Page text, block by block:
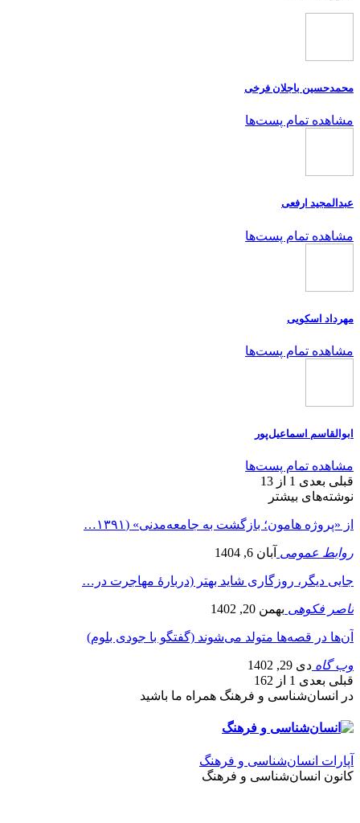
محمدحسین باجلان فرخی
مشاهده تمام پست‌ها
عبدالمجید ارفعی
مشاهده تمام پست‌ها
مهرداد اسکویی
مشاهده تمام پست‌ها
ابوالقاسم اسماعیل‌پور
مشاهده تمام پست‌ها
قبلی بعدی 1 از 13
نوشته‌های بیشتر
از «پروژه هامون؛ بازگشت به جامعه‌مدنی» (۱۳۹۱…
روابط عمومی آبان 6, 1404
جایی دیگر، روزگاری شاید بهتر (دربارۀ مهاجرت در…
ناصر فکوهی بهمن 20, 1402
آن‌ها در قصه‌ها متولد می‌شوند (گفتگو با جودی بلوم)
وب گاه دی 29, 1402
قبلی بعدی 1 از 162
در انسان‌شناسی و فرهنگ همراه ما باشید
آپارات انسان‌شناسی و فرهنگ
کانون انسان‌شناسی و فرهنگ